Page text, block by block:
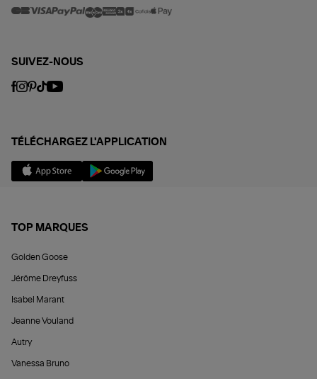
SUIVEZ-NOUS
TÉLÉCHARGEZ L'APPLICATION
TOP MARQUES
Golden Goose
Jérôme Dreyfuss
Isabel Marant
Jeanne Vouland
Autry
Vanessa Bruno